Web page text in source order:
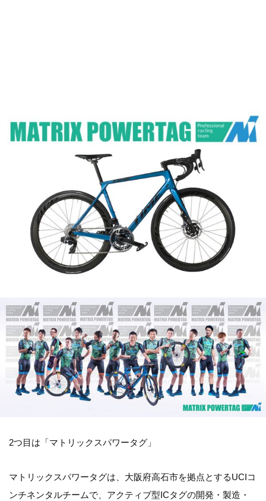
2つ目は「マトリックスパワータグ」
マトリックスパワータグは、大阪府高石市を拠点とするUCIコ
ンチネンタルチームで、アクティブ型ICタグの開発・製造・